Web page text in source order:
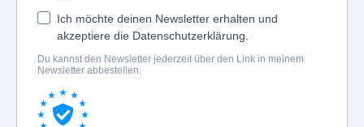
Ich möchte deinen Newsletter erhalten und
akzeptiere die Datenschutzerklärung.
Du kannst den Newsletter jederzeit über den Link in meinem
Newsletter abbestellen.